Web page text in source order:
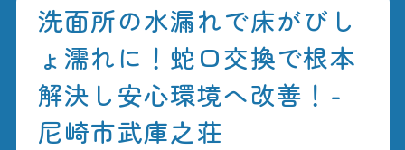
洗面所の水漏れで床がびし
ょ濡れに！蛇口交換で根本
解決し安心環境へ改善！-
尼崎市武庫之荘